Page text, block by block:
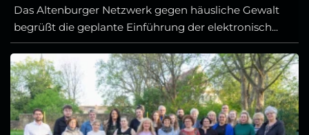
Das Altenburger Netzwerk gegen häusliche Gewalt
begrüßt die geplante Einführung der elektronisch...